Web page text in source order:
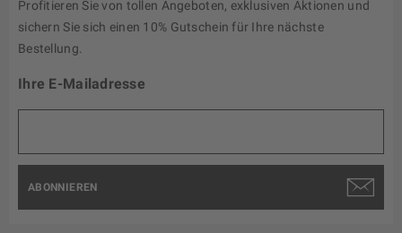
Profitieren Sie von tollen Angeboten, exklusiven Aktionen und
sichern Sie sich einen 10% Gutschein für Ihre nächste
Bestellung.
Ihre E-Mailadresse
ABONNIEREN